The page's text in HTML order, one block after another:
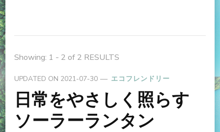
Showing: 1 - 2 of 2 RESULTS
UPDATED ON 2021-07-30 エコフレンドリー
日常をやさしく照らす
ソーラーランタン